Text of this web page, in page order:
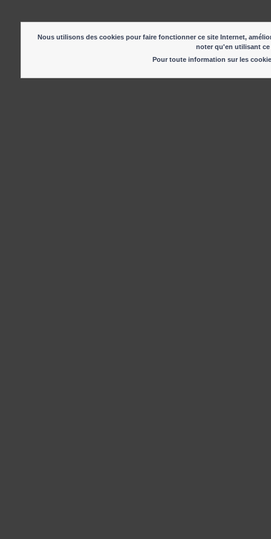
Nous utilisons des cookies pour faire fonctionner ce site Internet,
noter qu'en utilisant
Pour toute information sur les